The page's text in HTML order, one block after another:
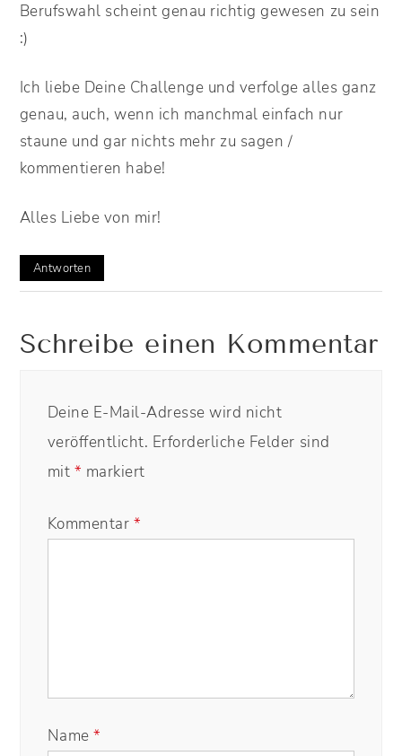
Berufswahl scheint genau richtig gewesen zu sein
:)
Ich liebe Deine Challenge und verfolge alles ganz
genau, auch, wenn ich manchmal einfach nur
staune und gar nichts mehr zu sagen /
kommentieren habe!
Alles Liebe von mir!
Antworten
Schreibe einen Kommentar
Deine E-Mail-Adresse wird nicht
veröffentlicht. Erforderliche Felder sind
mit * markiert
Kommentar *
Name*